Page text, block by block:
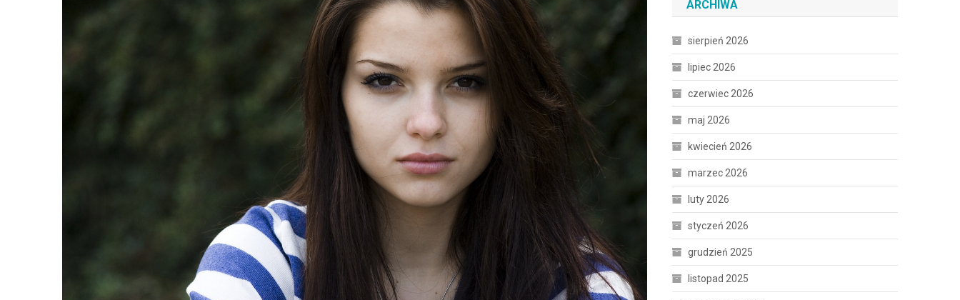
ARCHIWA
sierpień 2026
lipiec 2026
czerwiec 2026
maj 2026
kwiecień 2026
marzec 2026
luty 2026
styczeń 2026
grudzień 2025
listopad 2025